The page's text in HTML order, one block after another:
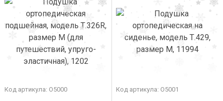
Код артикула: О5000 Код артикула: О5001